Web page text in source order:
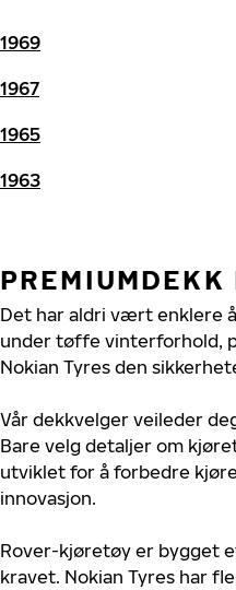
1969
1967
1965
1963
Det har aldri vært enklere
under tøffe vinterforhold,
Nokian Tyres den
Vår dekkvelger veileder
Bare velg detaljer om
utviklet for å forbedre
innovasjon.
Rover-kjøretøy er bygget
kravet. Nokian Tyres har